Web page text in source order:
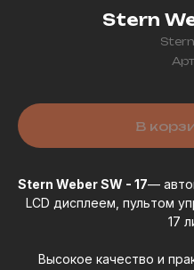
Stern
В
Stern Weber SW - 17—
LCD дисплеем, пультом
17
Высокое качество и